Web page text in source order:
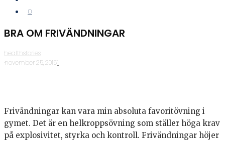
0
BRA OM FRIVÄNDNINGAR
healthstories
·november 25, 2015·1
Frivändningar kan vara min absoluta favoritövning i
gymet. Det är en helkroppsövning som ställer höga krav
på explosivitet, styrka och kontroll. Frivändningar höjer